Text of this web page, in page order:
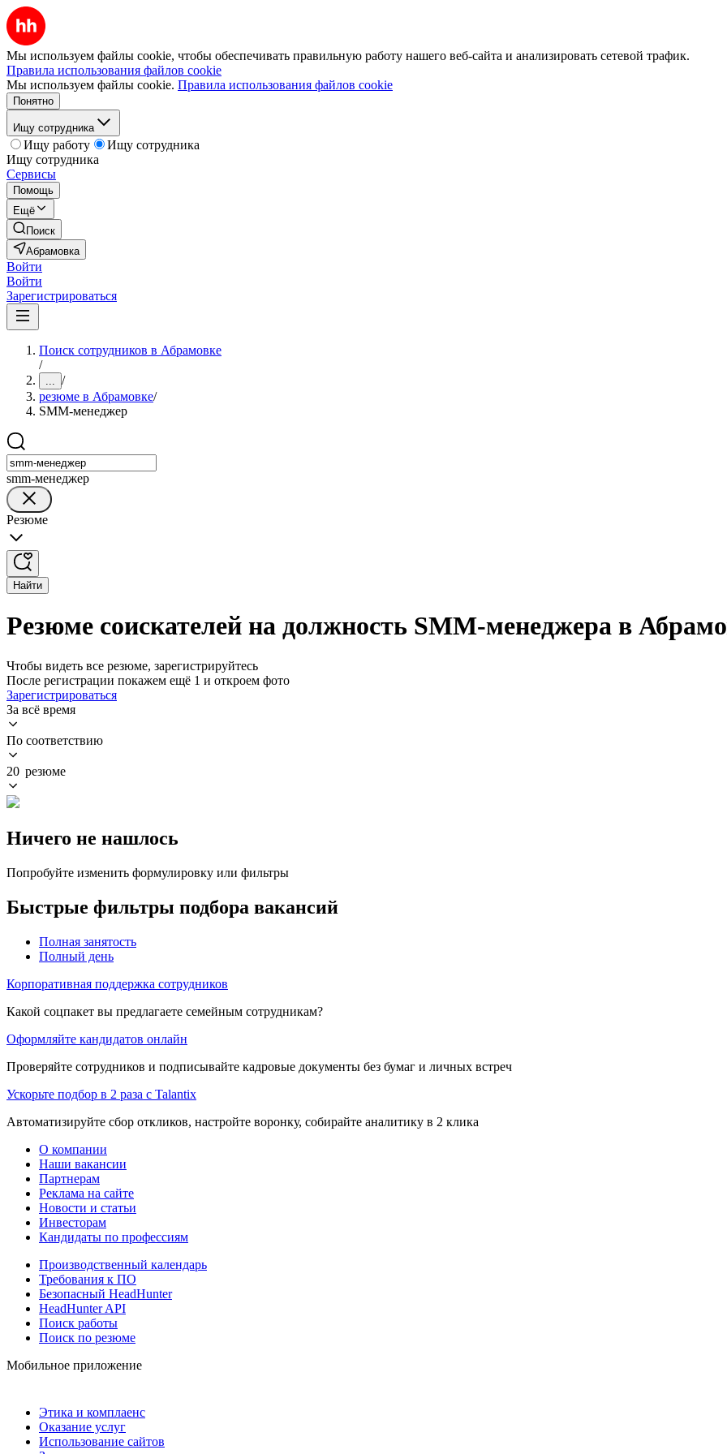
Мы используем файлы cookie, чтобы обеспечивать правильную работу нашего веб-сайта и анализировать сетевой трафик.
Правила использования файлов cookie
Мы используем файлы cookie. Правила использования файлов cookie
Понятно
Ищу сотрудника
Ищу работу
Ищу сотрудника
Ищу сотрудника
Сервисы
Помощь
Ещё
Поиск
Абрамовка
Войти
Войти
Зарегистрироваться
Поиск сотрудников в Абрамовке
/
... /
резюме в Абрамовке/
SMM-менеджер
smm-менеджер
Резюме
Найти
Резюме соискателей на должность SMM-менеджера в
Чтобы видеть все резюме, зарегистрируйтесь
После регистрации покажем ещё 1 и откроем фото
Зарегистрироваться
За всё время
По соответствию
20 резюме
Ничего не нашлось
Попробуйте изменить формулировку или фильтры
Быстрые фильтры подбора вакансий
Полная занятость
Полный день
Корпоративная поддержка сотрудников
Какой соцпакет вы предлагаете семейным сотрудникам?
Оформляйте кандидатов онлайн
Проверяйте сотрудников и подписывайте кадровые документы без бумаг и личных встреч
Ускорьте подбор в 2 раза с Talantix
Автоматизируйте сбор откликов, настройте воронку, собирайте аналитику в 2 клика
О компании
Наши вакансии
Партнерам
Реклама на сайте
Новости и статьи
Инвесторам
Кандидаты по профессиям
Производственный календарь
Требования к ПО
Безопасный HeadHunter
HeadHunter API
Поиск работы
Поиск по резюме
Мобильное приложение
Этика и комплаенс
Оказание услуг
Использование сайтов